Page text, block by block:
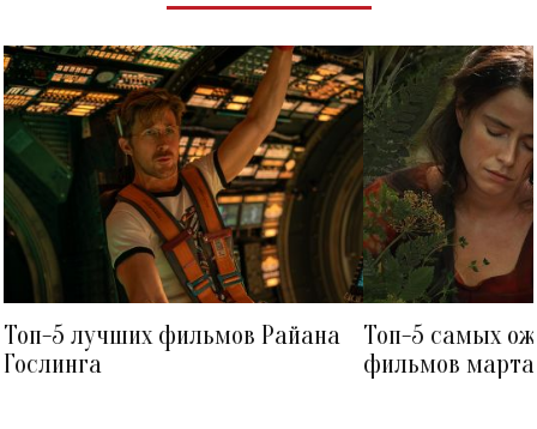
Топ-5 лучших фильмов Райана
Гослинга
Топ-5 самых
фильмов